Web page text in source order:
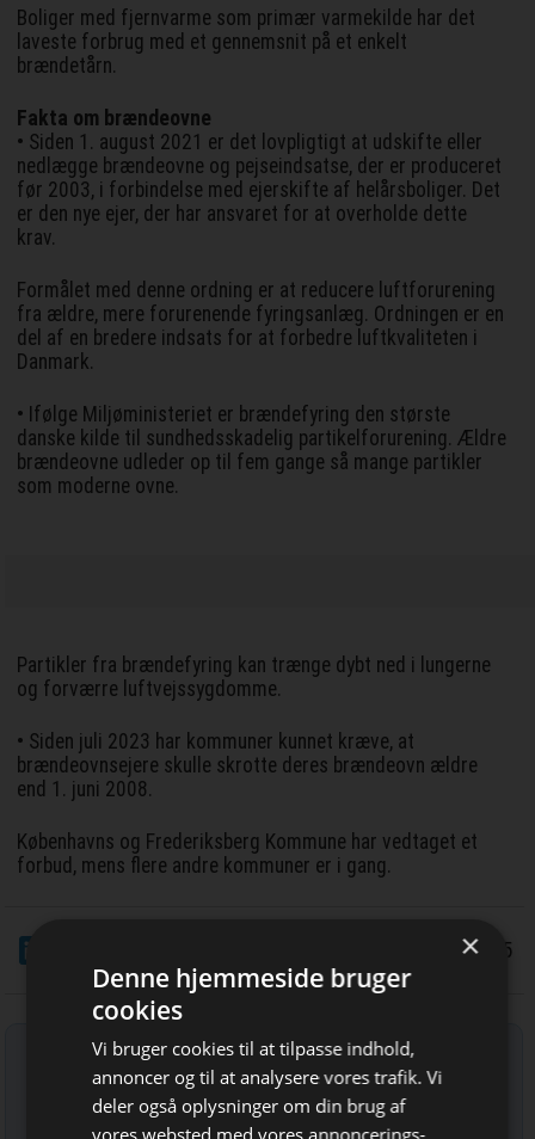
Boliger med fjernvarme som primær varmekilde har det
laveste forbrug med et gennemsnit på et enkelt
brændetårn.
Fakta om brændeovne
• Siden 1. august 2021 er det lovpligtigt at udskifte eller
nedlægge brændeovne og pejseindsatse, der er produceret
før 2003, i forbindelse med ejerskifte af helårsboliger. Det
er den nye ejer, der har ansvaret for at overholde dette
krav.
Formålet med denne ordning er at reducere luftforurening
fra ældre, mere forurenende fyringsanlæg. Ordningen er en
del af en bredere indsats for at forbedre luftkvaliteten i
Danmark.
• Ifølge Miljøministeriet er brændefyring den største
danske kilde til sundhedsskadelig partikelforurening. Ældre
brændeovne udleder op til fem gange så mange partikler
som moderne ovne.
Partikler fra brændefyring kan trænge dybt ned i lungerne
og forværre luftvejssygdomme.
• Siden juli 2023 har kommuner kunnet kræve, at
brændeovnsejere skulle skrotte deres brændeovn ældre
end 1. juni 2008.
Københavns og Frederiksberg Kommune har vedtaget et
forbud, mens flere andre kommuner er i gang.
5/6 2025
Tilmeld nyhedsbrev
Indtast din e-mail-adresse herunder.
×
Denne hjemmeside bruger
cookies
Vi bruger cookies til at tilpasse indhold,
annoncer og til at analysere vores trafik. Vi
deler også oplysninger om din brug af
vores websted med vores annoncerings-